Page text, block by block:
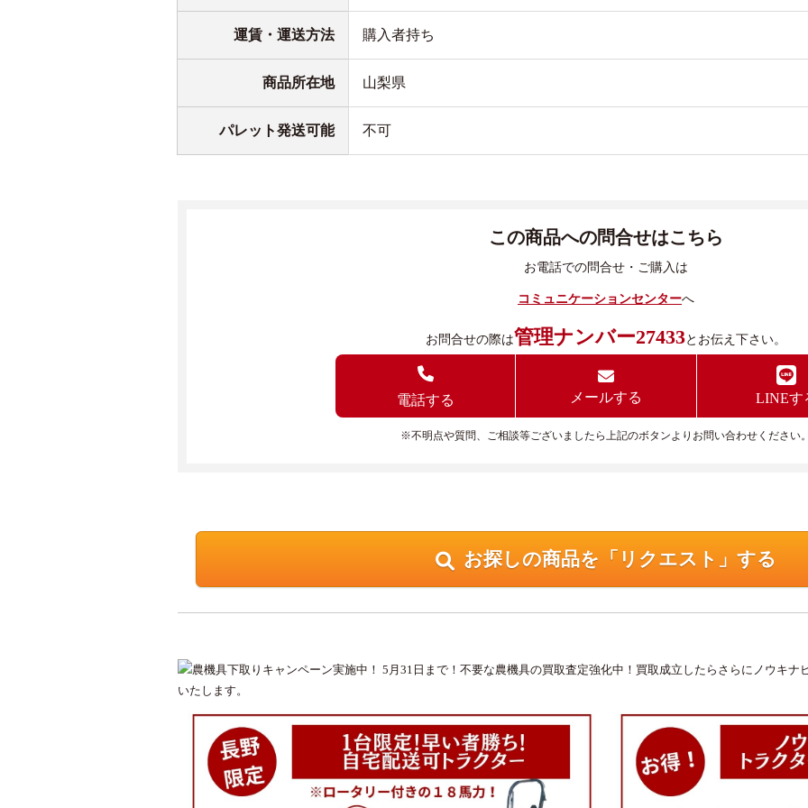
運賃・運送方法 購入者持ち
商品所在地 山梨県
パレット発送可能 不可
この商品への問合せはこちら
お電話での問合せ・ご購入は
コミュニケーションセンターへ
お問合せの際は管理ナンバー27433とお伝え下さい。
電話する メールする LINEす
※不明点や質問、ご相談等ございましたら上記のボタンよりお問い合わせください
お探しの商品を「リクエスト」する